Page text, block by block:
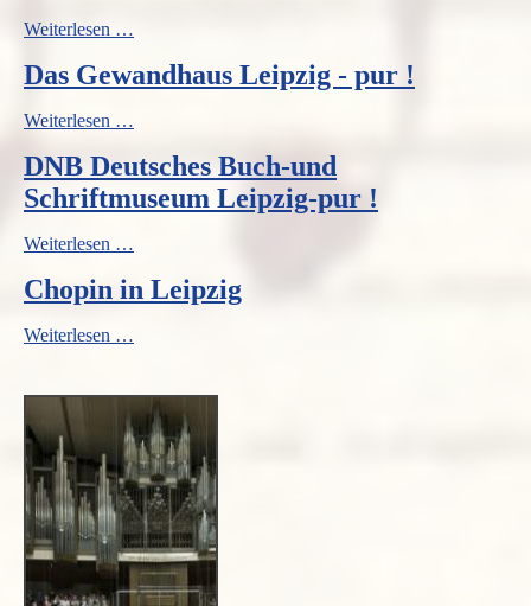
Weiterlesen …
in
die
Leipzigs
paddeln!
Das Gewandhaus Leipzig - pur !
Weiterlesen …
Leipzig
-
pur
DNB Deutsches Buch-und
Schriftmuseum Leipzig-pur !
Weiterlesen …
Buch-
und
Leipzig-
!
Chopin in Leipzig
Weiterlesen …